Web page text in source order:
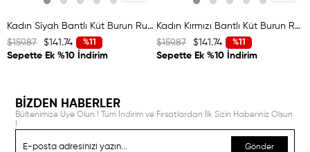
Kadın Siyah Bantlı Küt Burun Rugan Deri Babet
%11
$141.74
$159.87
Sepette Ek %10 İndirim
Kadın Kırmızı Bantlı Küt Burun Rugan Deri Babet
%11
$141.74
$159.87
Sepette Ek %10 İndirim
BİZDEN HABERLER
Bültenimize Üye Olun ! Tüm İndirim ve Fırsatlardan İlk Sizin Haberiniz Olsun
!
Gönder